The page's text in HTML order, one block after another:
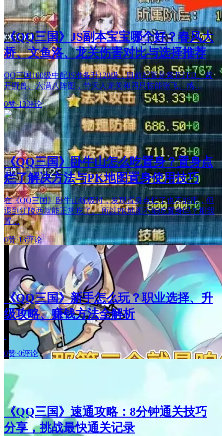
《QQ三国》JS副本宝宝哪个好？春风大
桥、文鱼洛、龙关伤害对比与选择推荐
QQ三国100级中配JS准备升120级，目前配置是紫开FFD、紫
开野兽、六满八阵图，带天人龙关和四只技能张飞。感…
0赞·13评论
《QQ三国》卧牛山怎么吃置身？置身点
烂了解决方法与PK地图置身使用技巧
在《QQ三国》卧牛山练级时，发现置身点烂了也不能用，但
退到江陵西就能正常吃了。 所以PK地图不能吃置身吗？那我
置…
0赞·13评论
《QQ三国》新手怎么玩？职业选择、升
级攻略、赚钱方法全解析
-
0赞·0评论
《QQ三国》速通攻略：8分钟通关技巧
分享，挑战最快通关记录